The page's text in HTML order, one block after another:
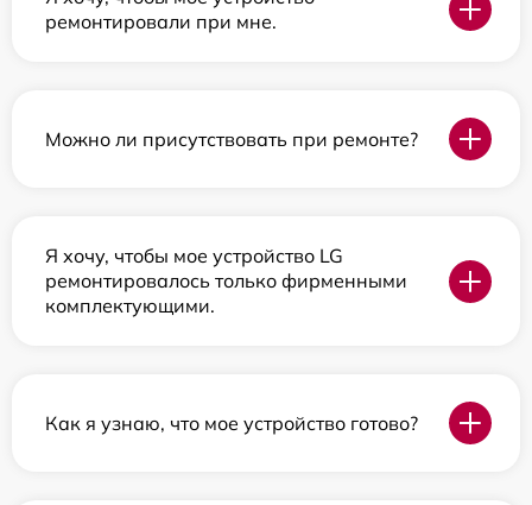
ремонтировали при мне.
Можно ли присутствовать при ремонте?
Я хочу, чтобы мое устройство LG
ремонтировалось только фирменными
комплектующими.
Как я узнаю, что мое устройство готово?